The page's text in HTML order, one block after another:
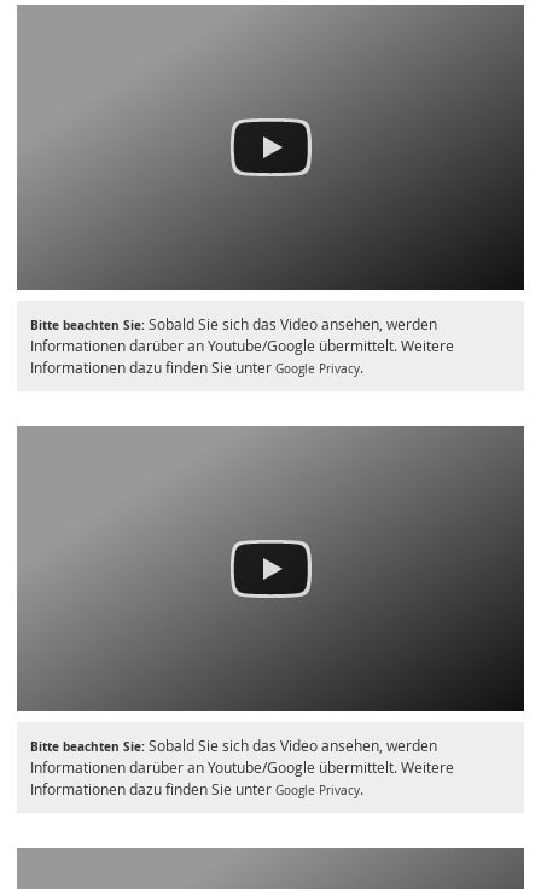
Bitte beachten Sie:Sobald Sie sich das Video ansehen, werden
Informationen darüber an Youtube/Google übermittelt. Weitere
Informationen dazu finden Sie unter Google Privacy.
Bitte beachten Sie:Sobald Sie sich das Video ansehen, werden
Informationen darüber an Youtube/Google übermittelt. Weitere
Informationen dazu finden Sie unter Google Privacy.